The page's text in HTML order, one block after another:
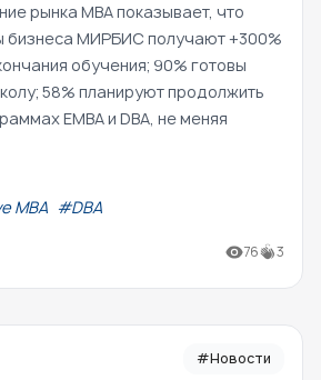
рынка MBA показывает, что
бизнеса МИРБИС получают +300%
обучения; 90% готовы
58% планируют продолжить
EMBA и DBA, не меняя
MBA #DBA
76 3
#Новости